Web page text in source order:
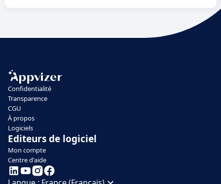
Confidentialité
Transparence
CGU
À propos
Logiciels
Editeurs de logiciel
Mon compte
Centre d'aide